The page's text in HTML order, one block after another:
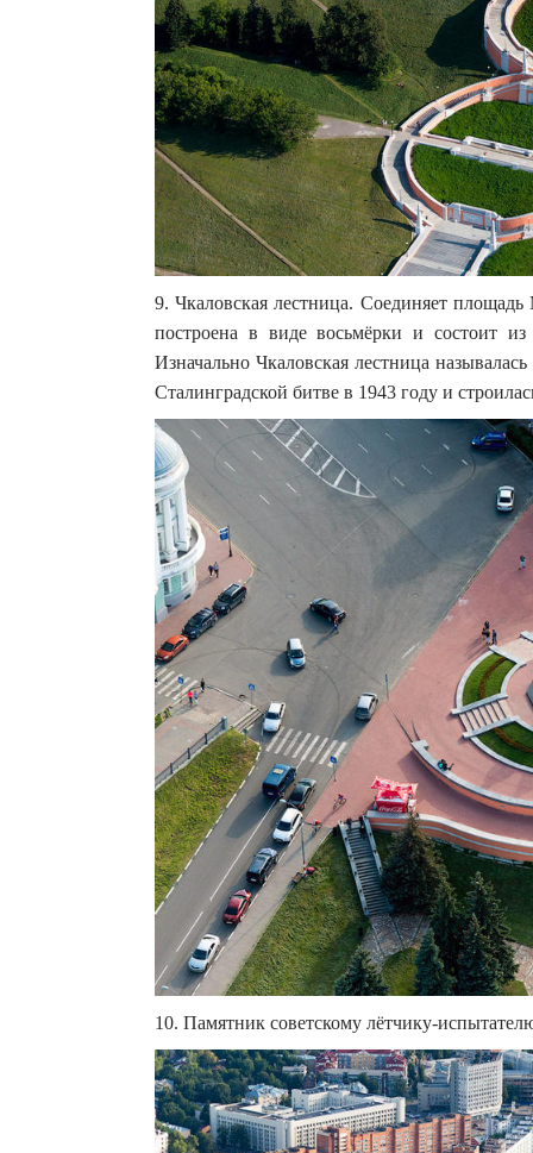
9. Чкаловская лестница. Соединяет
построена в виде восьмёрки и состоит
Изначально Чкаловская лестница
Сталинградской битве в 1943 году и
10. Памятник советскому лётчику-